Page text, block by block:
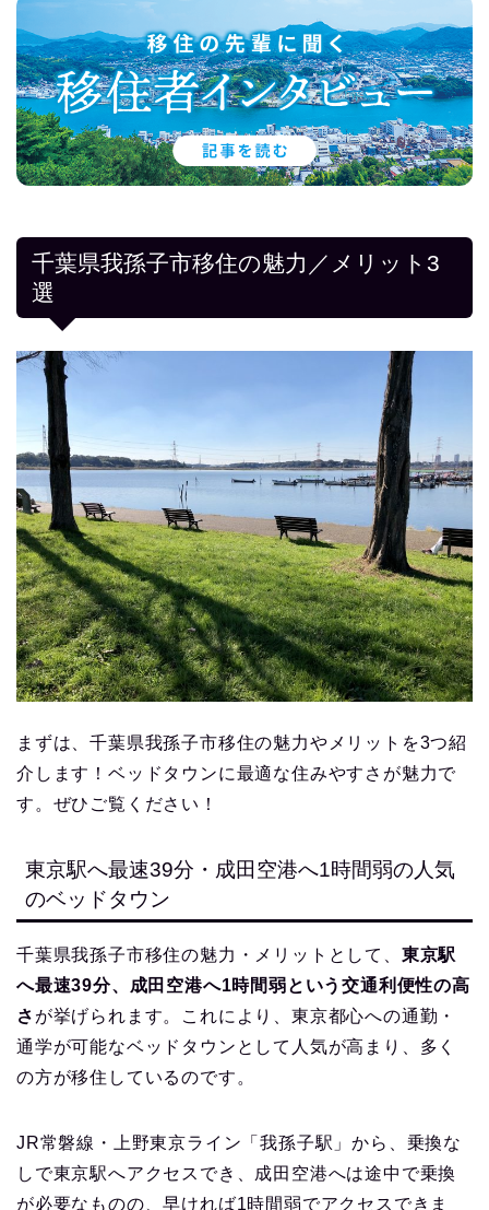
千葉県我孫子市移住の魅力／メリット3
選
まずは、千葉県我孫子市移住の魅力やメリットを3つ紹
介します！ベッドタウンに最適な住みやすさが魅力で
す。ぜひご覧ください！
東京駅へ最速39分・成田空港へ1時間弱の人気
のベッドタウン
千葉県我孫子市移住の魅力・メリットとして、 東京駅
へ最速39分、成田空港へ1時間弱という交通利便性の高
さ が挙げられます。これにより、東京都心への通勤・
通学が可能なベッドタウンとして人気が高まり、多く
の方が移住しているのです。
JR常磐線・上野東京ライン「我孫子駅」から、乗換な
しで東京駅へアクセスでき、成田空港へは途中で乗換
が必要なものの、早ければ1時間弱でアクセスできま